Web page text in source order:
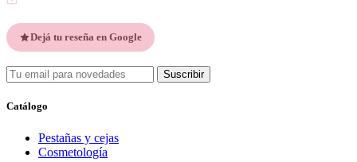
Dejá tu reseña en Google
Suscribir
Catálogo
Pestañas y cejas
Cosmetología